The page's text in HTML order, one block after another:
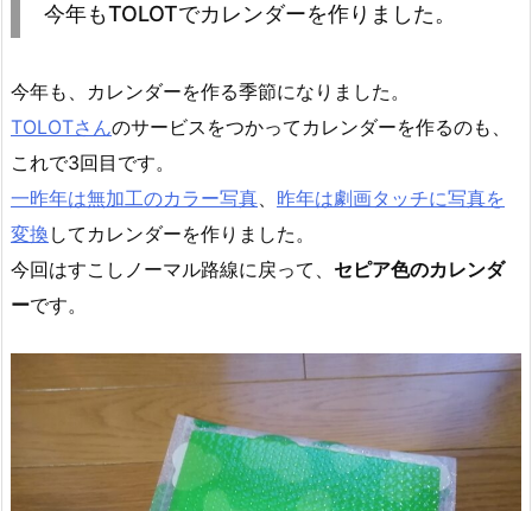
今年もTOLOTでカレンダーを作りました。
今年も、カレンダーを作る季節になりました。
TOLOTさんのサービスをつかってカレンダーを作るのも、
これで3回目です。
一昨年は無加工のカラー写真、 昨年は劇画タッチに写真を
変換 してカレンダーを作りました。
今回はすこしノーマル路線に戻って、 セピア色のカレンダ
ーです。